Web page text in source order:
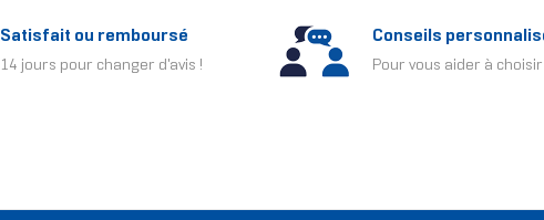
Satisfait ou remboursé
14 jours pour changer d'avis !
Conseils
Pour vous aider à choisir